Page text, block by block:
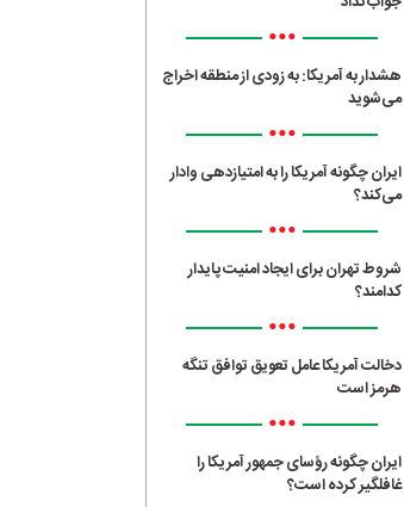
•••
هشدار به آمریکا: به زودی از منطقه اخراج
می‌شوید
•••
ایران چگونه آمریکا را به امتیازدهی وادار
می‌کند؟
•••
شروط تهران برای ایجاد امنیت پایدار
کدامند؟
•••
دخالت آمریکا عامل تعویق توافق تنگه
هرمز است
•••
ایران چگونه رؤسای جمهور آمریکا را
غافلگیر کرده است؟